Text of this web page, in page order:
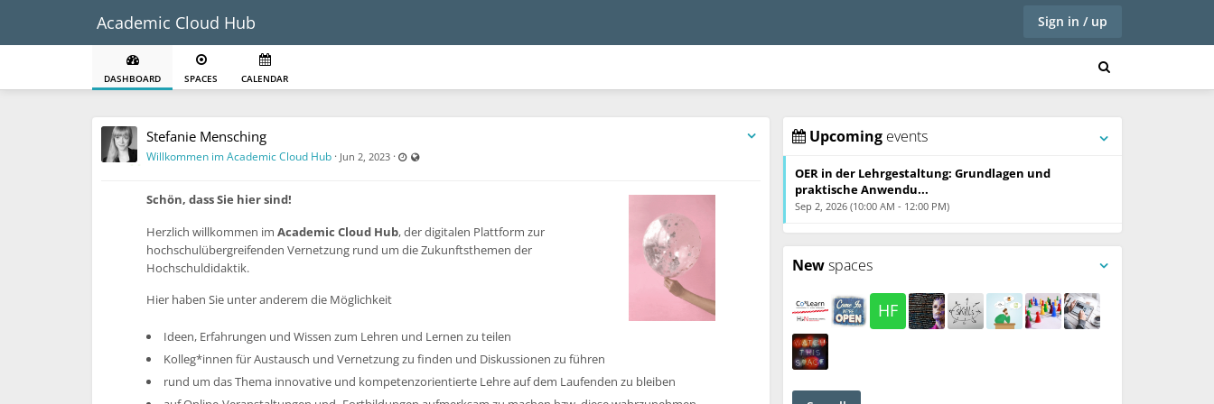
Academic Cloud Hub Sign in / up
DASHBOARD SPACES CALENDAR
Stefanie Mensching
Willkommen im Academic Cloud Hub · Jun 2, 2023 · Last updated May 20, 2026 - 3:56 PM
Schön, dass Sie hier sind!
Herzlich willkommen im Academic Cloud Hub, der digitalen Plattform zur
hochschulübergreifenden Vernetzung rund um die Zukunftsthemen der
Hochschuldidaktik.
Hier haben Sie unter anderem die Möglichkeit
Ideen, Erfahrungen und Wissen zum Lehren und Lernen zu teilen
Kolleg*innen für Austausch und Vernetzung zu finden und Diskussionen zu führen
rund um das Thema innovative und kompetenzorientierte Lehre auf dem Laufenden zu bleiben
Upcoming events
OER in der Lehrgestaltung: Grundlagen und
praktische Anwendu...
Sep 2, 2026 (10:00 AM - 12:00 PM)
Newspaces
HF